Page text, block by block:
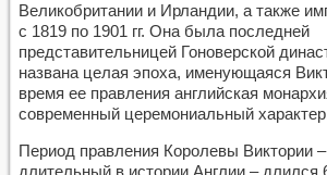
Великобритании и Ирландии, а также
с 1819 по 1901 гг. Она была последней
представительницей Гоноверской
названа целая эпоха, именующаяся
время ее правления английская
современный церемониальный
Период правления Королевы Виктории
длительный в истории Англии – длился